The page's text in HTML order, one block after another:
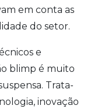
em conta as
do setor.
e
blimp é muito
Trata-
inovação